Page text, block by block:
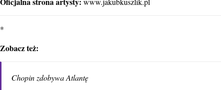
*
Zobacz też:
Chopin zdobywa Atlantę